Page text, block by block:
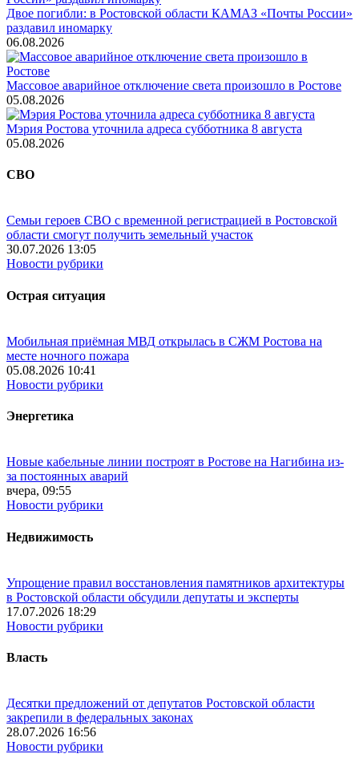
Двое погибли: в Ростовской области КАМАЗ «Почты России»
раздавил иномарку
06.08.2026
Массовое аварийное отключение света произошло в Ростове
05.08.2026
Мэрия Ростова уточнила адреса субботника 8 августа
05.08.2026
СВО
Семьи героев СВО с временной регистрацией в Ростовской
области смогут получить земельный участок
30.07.2026 13:05
Новости рубрики
Острая ситуация
Мобильная приёмная МВД открылась в СЖМ Ростова на
месте ночного пожара
05.08.2026 10:41
Новости рубрики
Энергетика
Новые кабельные линии построят в Ростове на Нагибина из-
за постоянных аварий
вчера, 09:55
Новости рубрики
Недвижимость
Упрощение правил восстановления памятников архитектуры
в Ростовской области обсудили депутаты и эксперты
17.07.2026 18:29
Новости рубрики
Власть
Десятки предложений от депутатов Ростовской области
закрепили в федеральных законах
28.07.2026 16:56
Новости рубрики